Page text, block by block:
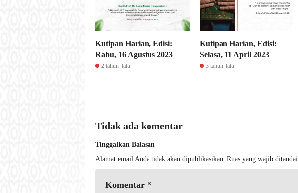
Kutipan Harian, Edisi:
Rabu, 16 Agustus 2023
2 tahun lalu
Kutipan Harian, Edisi:
Selasa, 11 April 2023
3 tahun lalu
Tidak ada komentar
Tinggalkan Balasan
Alamat email Anda tidak akan dipublikasikan. Ruas yang wajib ditandai
Komentar *